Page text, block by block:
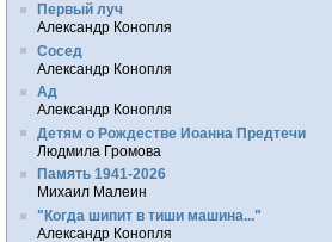
Первый луч
Александр Конопля
Сосед
Александр Конопля
Ад
Александр Конопля
Детям о Рождестве Иоанна Предтечи
Людмила Громова
Память 1941-2026
Михаил Малеин
"Когда шипит в тиши машина..."
Александр Конопля